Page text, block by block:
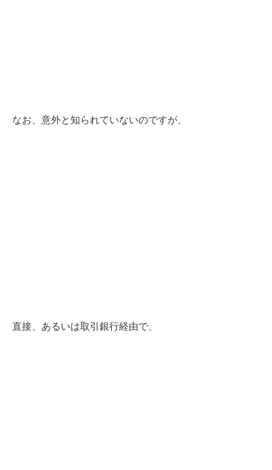
なお、意外と知られていないのですが、
直接、あるいは取引銀行経由で、